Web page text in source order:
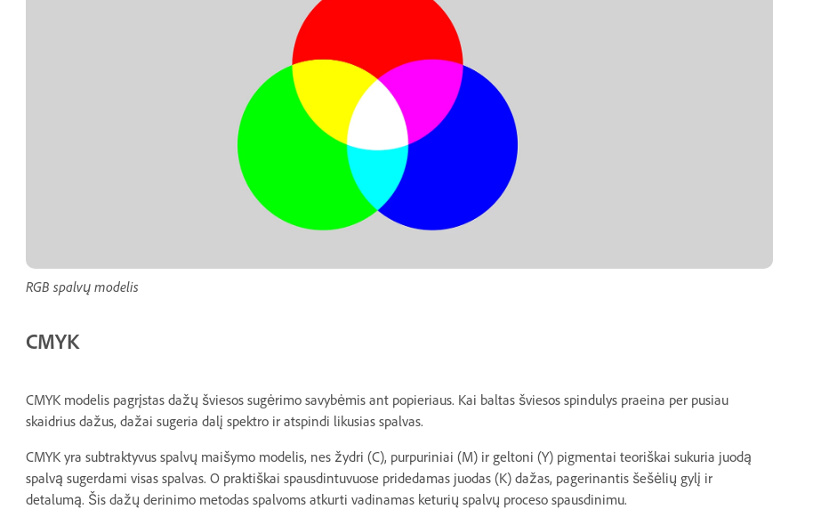
RGB spalvų modelis
CMYK
CMYK modelis pagrįstas dažų šviesos sugėrimo savybėmis ant popieriaus. Kai baltas šviesos spindulys praeina per pusiau
skaidrius dažus, dažai sugeria dalį spektro ir atspindi likusias spalvas.
CMYK yra subtraktyvus spalvų maišymo modelis, nes žydri (C), purpuriniai (M) ir geltoni (Y) pigmentai teoriškai sukuria juodą
spalvą sugerdami visas spalvas. O praktiškai spausdintuvuose pridedamas juodas (K) dažas, pagerinantis šešėlių gylį ir
detalumą. Šis dažų derinimo metodas spalvoms atkurti vadinamas keturių spalvų proceso spausdinimu.